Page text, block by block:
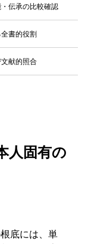
伝承の比較確認
書的役割
献的照合
人固有の
底には、単